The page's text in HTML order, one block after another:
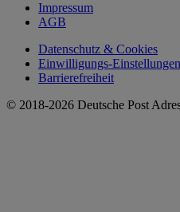
Impressum
AGB
Datenschutz & Cookies
Einwilligungs-Einstellungen
Barrierefreiheit
© 2018-2026 Deutsche Post